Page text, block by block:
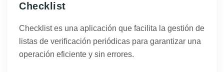
Checklist
Checklist es una aplicación que facilita la gestión de
listas de verificación periódicas para garantizar una
operación eficiente y sin errores.